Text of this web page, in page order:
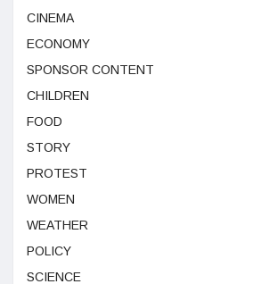
CINEMA
ECONOMY
SPONSOR CONTENT
CHILDREN
FOOD
STORY
PROTEST
WOMEN
WEATHER
POLICY
SCIENCE